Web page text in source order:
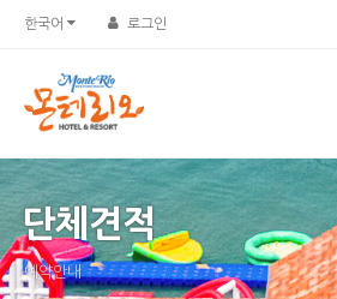
한국어 로그인
단체견적
예약안내
Sketchbook5, 스케치